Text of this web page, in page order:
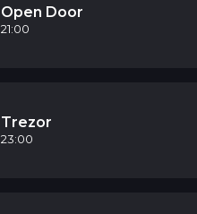
Open Door
21:00
Trezor
23:00